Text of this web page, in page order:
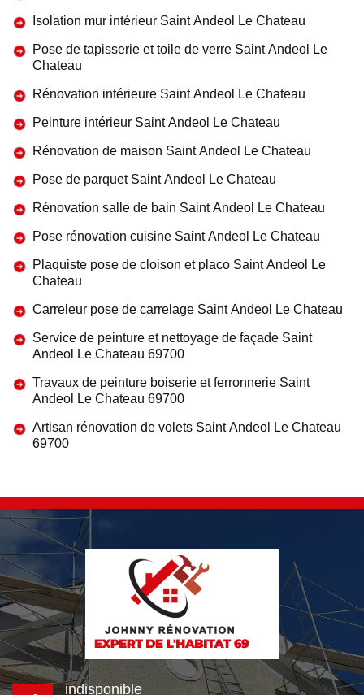
Isolation mur intérieur Saint Andeol Le Chateau
Pose de tapisserie et toile de verre Saint Andeol Le
Chateau
Rénovation intérieure Saint Andeol Le Chateau
Peinture intérieur Saint Andeol Le Chateau
Rénovation de maison Saint Andeol Le Chateau
Pose de parquet Saint Andeol Le Chateau
Rénovation salle de bain Saint Andeol Le Chateau
Pose rénovation cuisine Saint Andeol Le Chateau
Plaquiste pose de cloison et placo Saint Andeol Le
Chateau
Carreleur pose de carrelage Saint Andeol Le Chateau
Service de peinture et nettoyage de façade Saint
Andeol Le Chateau 69700
Travaux de peinture boiserie et ferronnerie Saint
Andeol Le Chateau 69700
Artisan rénovation de volets Saint Andeol Le Chateau
69700
indisponible